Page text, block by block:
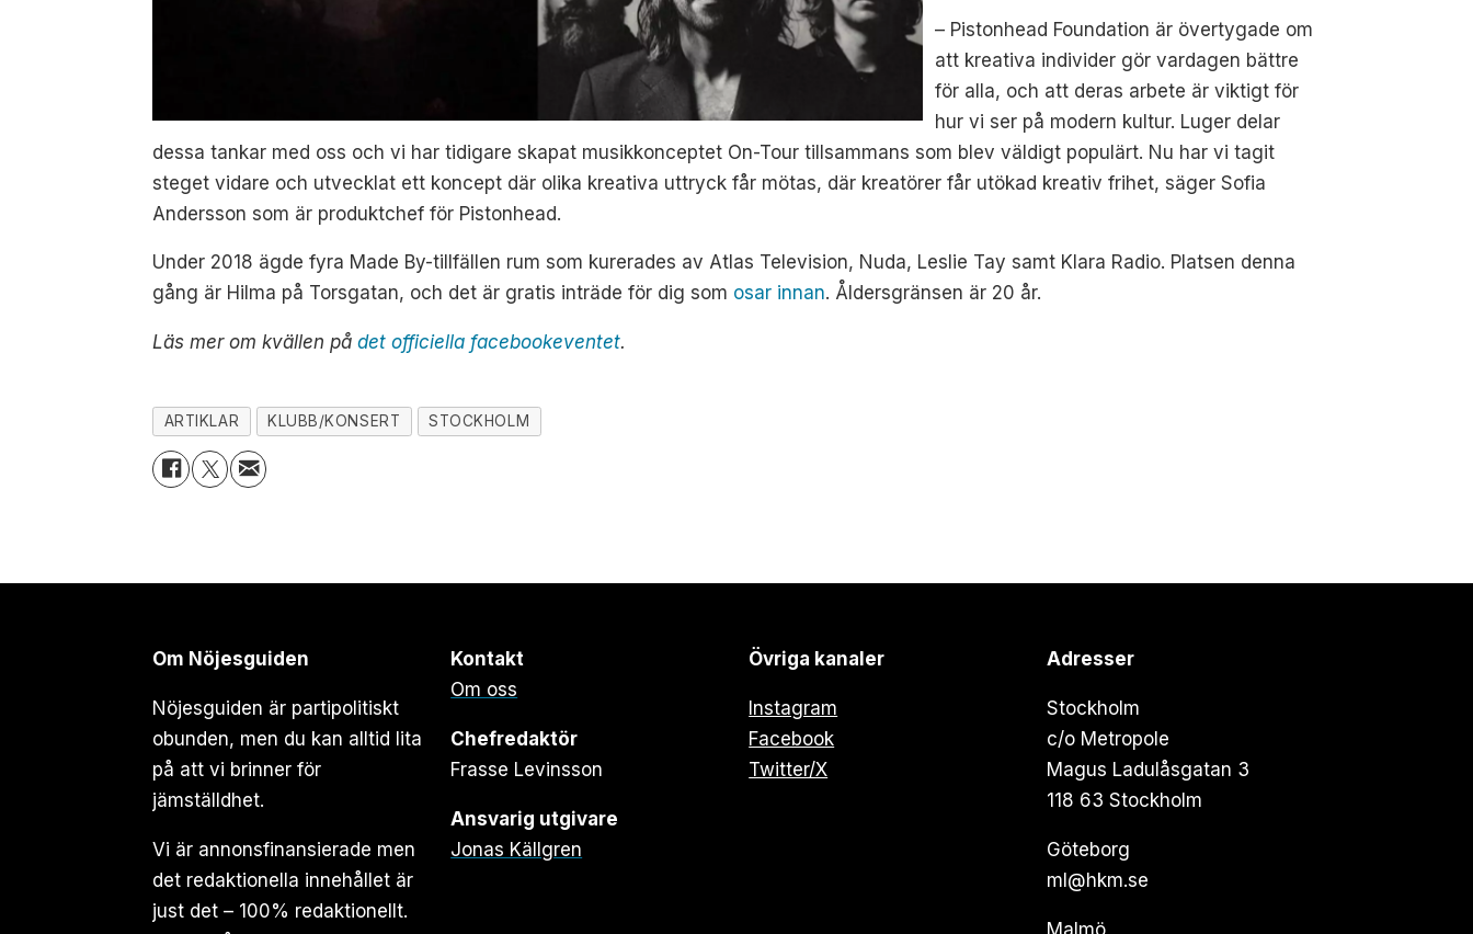
– Pistonhead Foundation är övertygade om
att kreativa individer gör vardagen bättre
för alla, och att deras arbete är viktigt för
hur vi ser på modern kultur. Luger delar
dessa tankar med oss och vi har tidigare skapat musikkonceptet On-Tour tillsammans som blev väldigt populärt. Nu har vi tagit
steget vidare och utvecklat ett koncept där olika kreativa uttryck får mötas, där kreatörer får utökad kreativ frihet, säger Sofia
Andersson som är produktchef för Pistonhead.
Under 2018 ägde fyra Made By-tillfällen rum som kurerades av Atlas Television, Nuda, Leslie Tay samt Klara Radio. Platsen denna
gång är Hilma på Torsgatan, och det är gratis inträde för dig som osar innan. Åldersgränsen är 20 år.
Läs mer om kvällen pådet officiella facebookeventet.
ARTIKLAR KLUBB/KONSERT STOCKHOLM
Om Nöjesguiden
Nöjesguiden är partipolitiskt
obunden, men du kan alltid lita
på att vi brinner för
jämställdhet.
Vi är annonsfinansierade men
det redaktionella innehållet är
just det – 100% redaktionellt.
Kontakt
Om oss
Chefredaktör
Frasse Levinsson
Ansvarig utgivare
Jonas Källgren
Övriga kanaler
Instagram
Facebook
Twitter/X
Adresser
Stockholm
c/o Metropole
Magus Ladulåsgatan 3
118 63 Stockholm
Göteborg
ml@hkm.se